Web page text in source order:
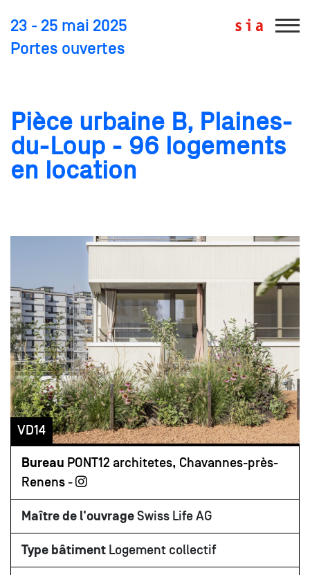
23 - 25 mai 2025
Portes ouvertes
Pièce urbaine B, Plaines-
du-Loup - 96 logements
en location
VD14
Bureau PONT12 architetes, Chavannes-près-
Renens -
Maître de l'ouvrageSwiss Life AG
Type bâtiment Logement collectif